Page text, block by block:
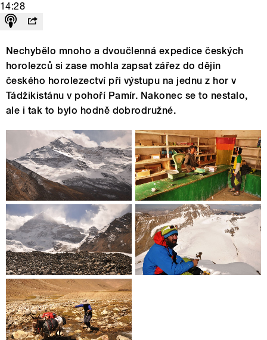
14:28
Nechybělo mnoho a dvoučlenná expedice českých
horolezců si zase mohla zapsat zářez do dějin
českého horolezectví při výstupu na jednu z hor v
Tádžikistánu v pohoří Pamír. Nakonec se to nestalo,
ale i tak to bylo hodně dobrodružné.